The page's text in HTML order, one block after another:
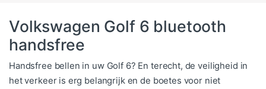
Volkswagen Golf 6 bluetooth
handsfree
Handsfree bellen in uw Golf 6? En terecht, de veiligheid in
het verkeer is erg belangrijk en de boetes voor niet